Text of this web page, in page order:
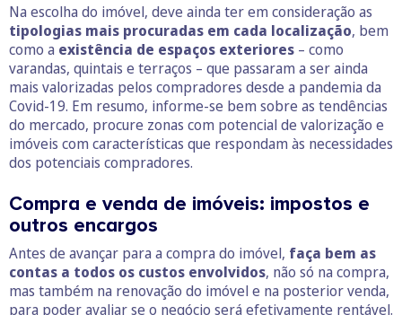
Na escolha do imóvel, deve ainda ter em consideração as
tipologias mais procuradas em cada localização, bem
como a existência de espaços exteriores – como
varandas, quintais e terraços – que passaram a ser ainda
mais valorizadas pelos compradores desde a pandemia da
Covid-19. Em resumo, informe-se bem sobre as tendências
do mercado, procure zonas com potencial de valorização e
imóveis com características que respondam às necessidades
dos potenciais compradores.
Compra e venda de imóveis: impostos e
outros encargos
Antes de avançar para a compra do imóvel, faça bem as
contas a todos os custos envolvidos, não só na compra,
mas também na renovação do imóvel e na posterior venda,
para poder avaliar se o negócio será efetivamente rentável.